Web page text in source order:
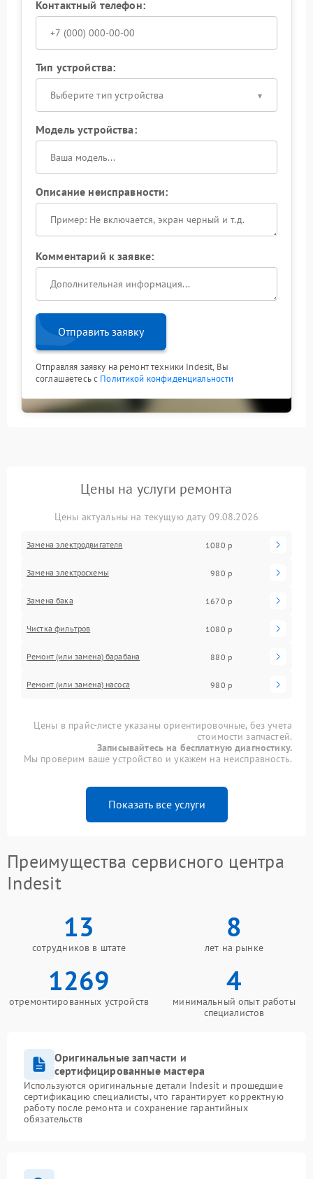
Контактный телефон:
Тип устройства:
Выберите тип устройства
Модель устройства:
Описание неисправности:
Комментарий к заявке:
Отправить заявку
Отправляя заявку на ремонт техники Indesit, Вы
соглашаетесь с Политикой конфиденциальности
Цены на услуги ремонта
Цены актуальны на текущую дату 09.08.2026
Замена электродвигателя 1080 р
Замена электросхемы 980 р
Замена бака 1670 р
Чистка фильтров 1080 р
Ремонт (или замена) барабана 880 р
Ремонт (или замена) насоса 980 р
Цены в прайс-листе указаны ориентировочные, без учета
стоимости запчастей.
Записывайтесь на бесплатную диагностику.
Мы проверим ваше устройство и укажем на неисправность.
Показать все услуги
Преимущества сервисного центра
Indesit
13
сотрудников в штате
8
лет на рынке
1269
отремонтированных устройств
4
минимальный опыт работы
специалистов
Оригинальные запчасти и
сертифицированные мастера
Используются оригинальные детали Indesit и прошедшие
сертификацию специалисты, что гарантирует корректную
работу после ремонта и сохранение гарантийных
обязательств